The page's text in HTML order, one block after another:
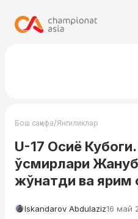
Бош саҳифа/Янгиликлар
U-17 Осиё
ўсмирлари
жўнатди ва ярим
Iskandarov Abdulaziz16 май